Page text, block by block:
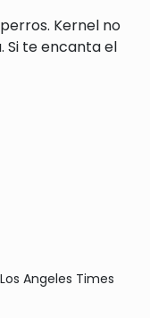
Kernel no
Si te encanta el
Angeles Times